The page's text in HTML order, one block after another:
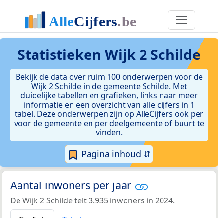
Statistieken Wijk 2 Schilde
Bekijk de data over ruim 100 onderwerpen voor de
Wijk 2 Schilde in de gemeente Schilde. Met
duidelijke tabellen en grafieken, links naar meer
informatie en een overzicht van alle cijfers in 1
tabel. Deze onderwerpen zijn op AlleCijfers ook per
voor de gemeente en per deelgemeente of buurt te
vinden.
Pagina inhoud ⇵
Aantal inwoners per jaar
De Wijk 2 Schilde telt 3.935 inwoners in 2024.